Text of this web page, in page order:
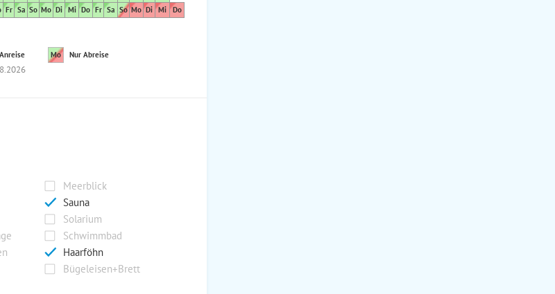
Fr Sa So Mo Di Mi Do Fr Sa So Mo Di Mi Do
Mo Nur Abreise
Meerblick
Sauna
Solarium
Schwimmbad
Haarföhn
Bügeleisen+Brett